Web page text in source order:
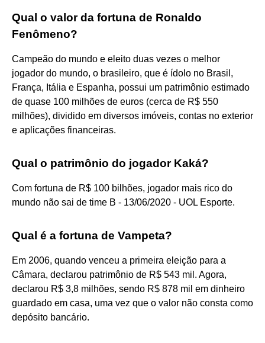
Qual o valor da fortuna de Ronaldo
Fenômeno?
Campeão do mundo e eleito duas vezes o melhor
jogador do mundo, o brasileiro, que é ídolo no Brasil,
França, Itália e Espanha, possui um patrimônio estimado
de quase 100 milhões de euros (cerca de R$ 550
milhões), dividido em diversos imóveis, contas no exterior
e aplicações financeiras.
Qual o patrimônio do jogador Kaká?
Com fortuna de R$ 100 bilhões, jogador mais rico do
mundo não sai de time B - 13/06/2020 - UOL Esporte.
Qual é a fortuna de Vampeta?
Em 2006, quando venceu a primeira eleição para a
Câmara, declarou patrimônio de R$ 543 mil. Agora,
declarou R$ 3,8 milhões, sendo R$ 878 mil em dinheiro
guardado em casa, uma vez que o valor não consta como
depósito bancário.